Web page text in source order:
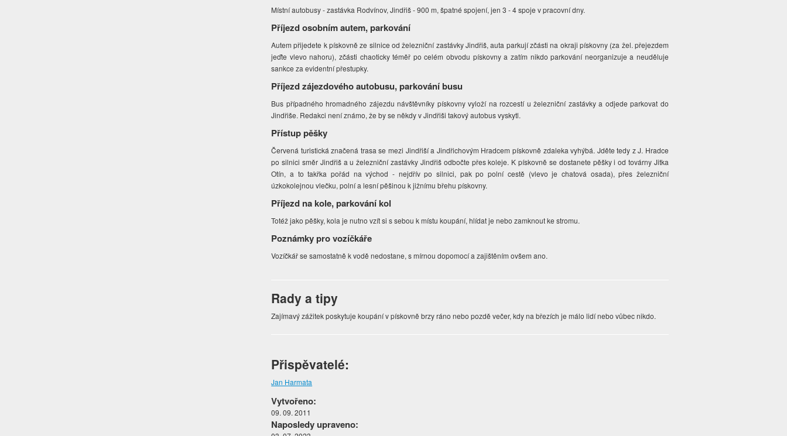
Místní autobusy - zastávka Rodvínov, Jindřiš - 900 m, špatné spojení, jen 3 - 4 spoje v pracovní dny.
Příjezd osobním autem, parkování
Autem přijedete k pískovně ze silnice od železniční zastávky Jindřiš, auta parkují zčásti na okraji pískovny (za žel. přejezdem
jeďte vlevo nahoru), zčásti chaoticky téměř po celém obvodu pískovny a zatím nikdo parkování neorganizuje a neuděluje
sankce za evidentní přestupky.
Příjezd zájezdového autobusu, parkování busu
Bus případného hromadného zájezdu návštěvníky pískovny vyloží na rozcestí u železniční zastávky a odjede parkovat do
Jindřiše. Redakci není známo, že by se někdy v Jindřiši takový autobus vyskytl.
Přístup pěšky
Červená turistická značená trasa se mezi Jindřiší a Jindřichovým Hradcem pískovně zdaleka vyhýbá. Jděte tedy z J. Hradce
po silnici směr Jindřiš a u železniční zastávky Jindřiš odbočte přes koleje. K pískovně se dostanete pěšky i od továrny Jitka
Otín, a to takřka pořád na východ - nejdřív po silnici, pak po polní cestě (vlevo je chatová osada), přes železniční
úzkokolejnou vlečku, polní a lesní pěšinou k jižnímu břehu pískovny.
Příjezd na kole, parkování kol
Totéž jako pěšky, kola je nutno vzít si s sebou k místu koupání, hlídat je nebo zamknout ke stromu.
Poznámky pro vozíčkáře
Vozíčkář se samostatně k vodě nedostane, s mírnou dopomocí a zajištěním ovšem ano.
Rady a tipy
Zajímavý zážitek poskytuje koupání v pískovně brzy ráno nebo pozdě večer, kdy na březích je málo lidí nebo vůbec nikdo.
Přispěvatelé:
Jan Harmata
Vytvořeno:
09. 09. 2011
Naposledy upraveno: